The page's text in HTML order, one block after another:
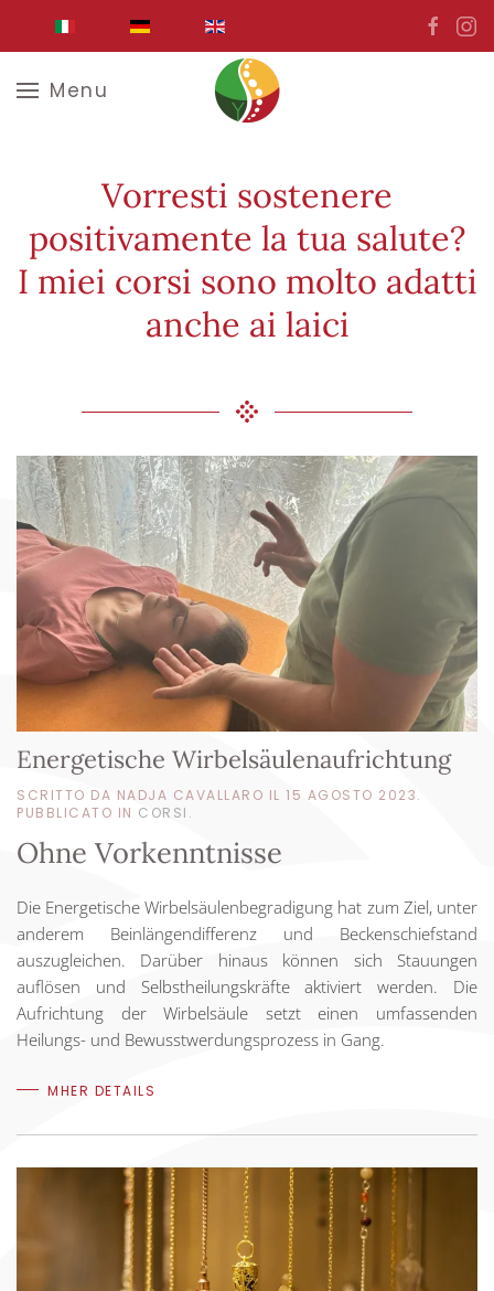
Menu
Vorresti sostenere
positivamente la tua salute?
I miei corsi sono molto adatti
anche ai laici
Energetische Wirbelsäulenaufrichtung
SCRITTO DA NADJA CAVALLARO IL 15 AGOSTO 2023.
PUBBLICATO IN CORSI .
Ohne Vorkenntnisse
Die Energetische Wirbelsäulenbegradigung hat zum Ziel, unter
anderem Beinlängendifferenz und Beckenschiefstand
auszugleichen. Darüber hinaus können sich Stauungen
auflösen und Selbstheilungskräfte aktiviert werden. Die
Aufrichtung der Wirbelsäule setzt einen umfassenden
Heilungs- und Bewusstwerdungsprozess in Gang.
MHER DETAILS